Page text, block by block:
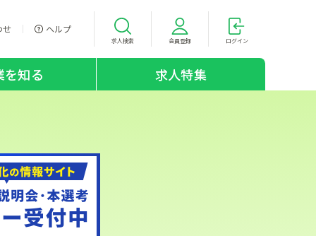
せ ヘルプ
求人検索 会員登録 ログイン
を知る 求人特集